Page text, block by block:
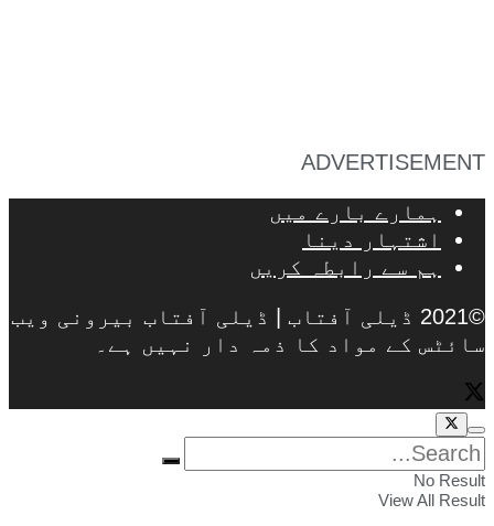
ADVERTISEMENT
ہمارے بارے میں
اشتہار دینا
ہم سے رابطہ کریں
©2021 ڈیلی آفتاب | ڈیلی آفتاب بیرونی ویب
سائٹس کے مواد کا ذمہ دار نہیں ہے۔
No Result
View All Result